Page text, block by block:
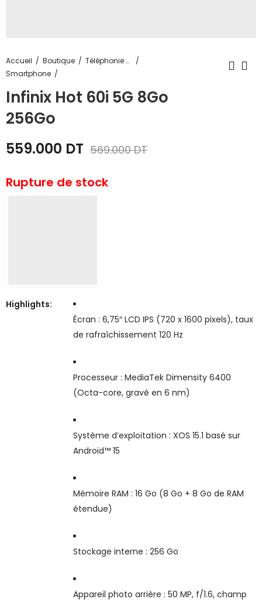
Accueil Boutique
Téléphonie & Tablette
Smartphone
Infinix Hot 60i 5G 8Go
256Go
559.000 DT 569.000DT
Rupture de stock
Highlights:
Écran : 6,75″ LCD IPS (720 x 1600 pixels), taux
de rafraîchissement 120 Hz
Processeur : MediaTek Dimensity 6400
(Octa-core, gravé en 6 nm)
Système d’exploitation : XOS 15.1 basé sur
Android™ 15
Mémoire RAM : 16 Go (8 Go + 8 Go de RAM
étendue)
Stockage interne : 256 Go
Appareil photo arrière : 50 MP, f/1.6, champ